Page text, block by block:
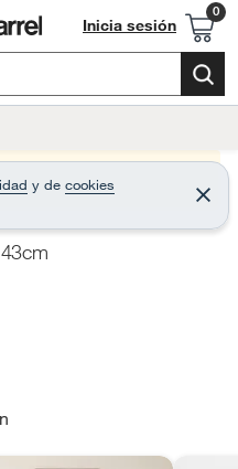
Inicia sesión
e
r
c
B
y de cookies
C
e
r